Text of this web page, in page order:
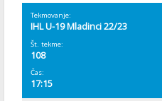
Tekmovanje:
IHL U-19 Mladinci 22/23
Št. tekme:
108
Čas:
17:15